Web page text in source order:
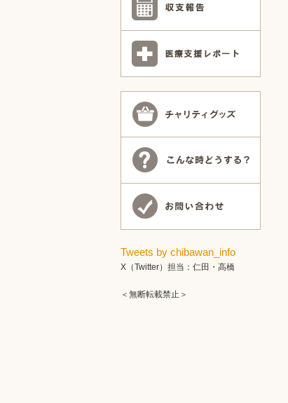
Tweets by chibawan_info
X（Twitter）担当：仁田・高橋
＜無断転載禁止＞